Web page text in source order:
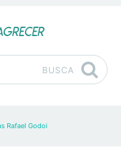
BUSCA
Rafael Godoi